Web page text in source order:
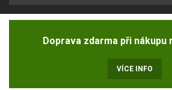
Doprava zdarma při nákupu
VÍCE INFO